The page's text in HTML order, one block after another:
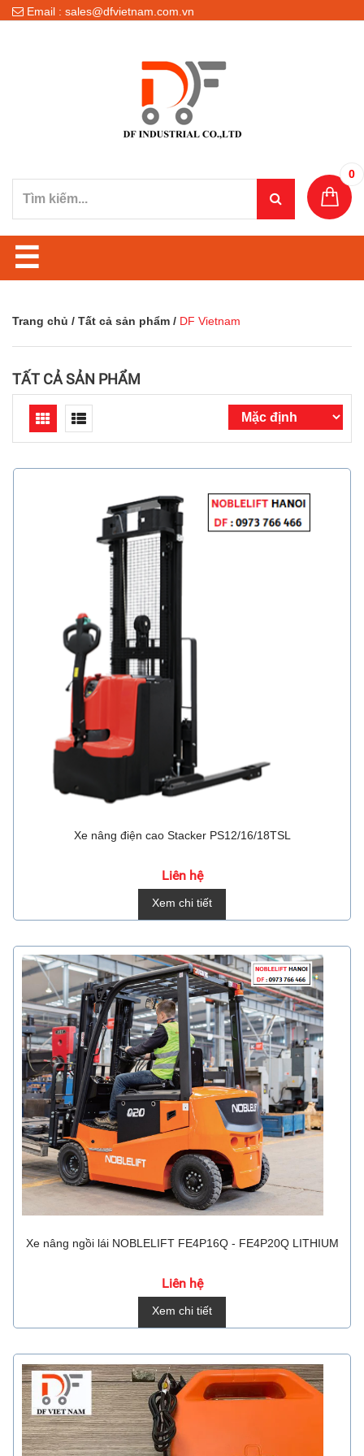
Email : sales@dfvietnam.com.vn
0
☰
Trang chủ / Tất cả sản phẩm / DF Vietnam
TẤT CẢ SẢN PHẨM
Xe nâng điện cao Stacker PS12/16/18TSL
Liên hệ
Xem chi tiết
Xe nâng ngồi lái NOBLELIFT FE4P16Q - FE4P20Q LITHIUM
Liên hệ
Xem chi tiết